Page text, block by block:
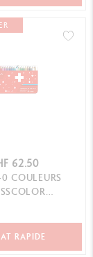
62.50
COULEURS
RAPIDE